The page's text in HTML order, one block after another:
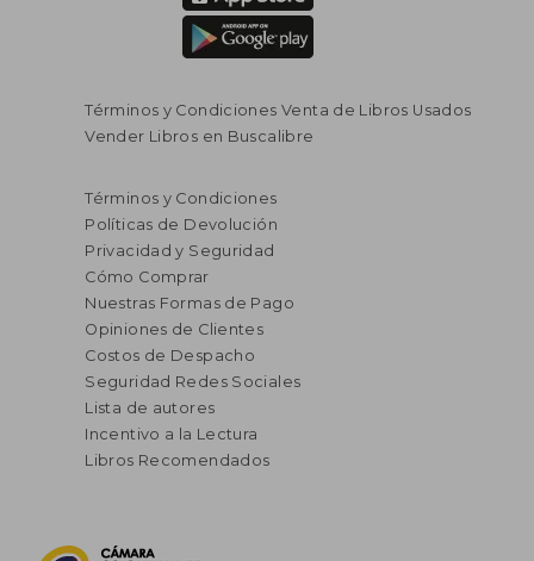
Términos y Condiciones Venta de Libros Usados
Vender Libros en Buscalibre
Términos y Condiciones
Políticas de Devolución
Privacidad y Seguridad
Cómo Comprar
Nuestras Formas de Pago
Opiniones de Clientes
Costos de Despacho
Seguridad Redes Sociales
Lista de autores
Incentivo a la Lectura
Libros Recomendados